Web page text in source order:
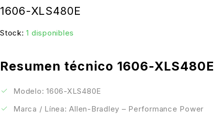
1606-XLS480E
Stock: 1 disponibles
Resumen técnico 1606-XLS480E
Modelo: 1606-XLS480E
Marca / Línea: Allen-Bradley – Performance Power